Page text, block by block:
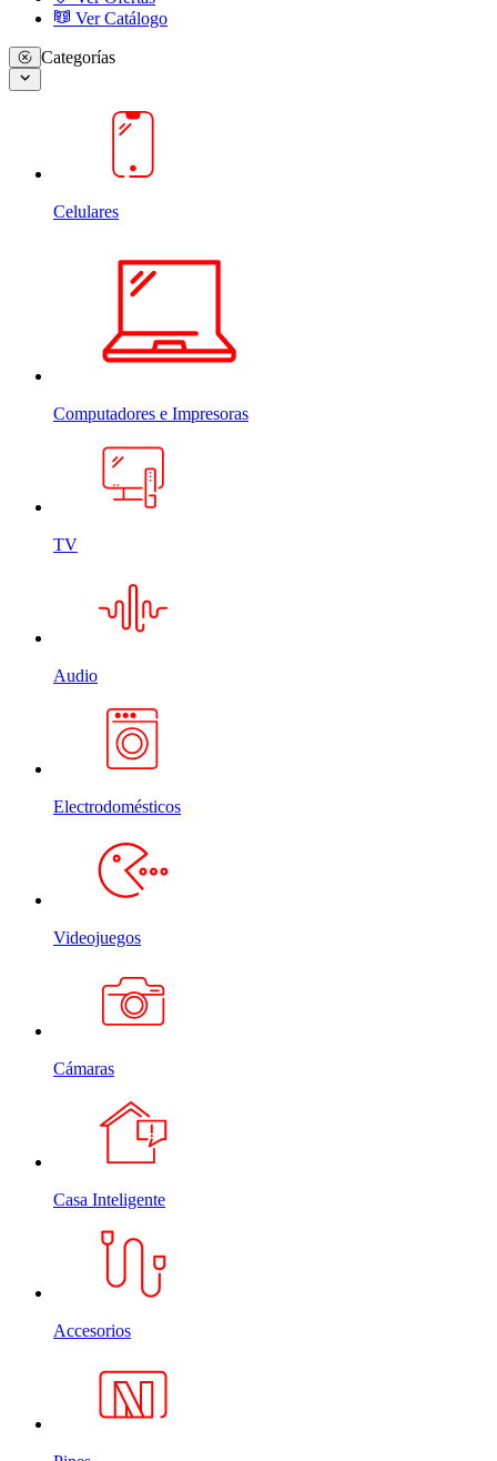
Ver Catálogo
Categorías
Celulares
Computadores e Impresoras
TV
Audio
Electrodomésticos
Videojuegos
Cámaras
Casa Inteligente
Accesorios